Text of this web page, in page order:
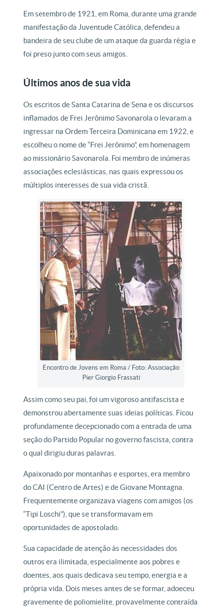
Em setembro de 1921, em Roma, durante uma grande
manifestação da Juventude Católica, defendeu a
bandeira de seu clube de um ataque da guarda régia e
foi preso junto com seus amigos.
Últimos anos de sua vida
Os escritos de Santa Catarina de Sena e os discursos
inflamados de Frei Jerônimo Savonarola o levaram a
ingressar na Ordem Terceira Dominicana em 1922, e
escolheu o nome de “Frei Jerônimo”, em homenagem
ao missionário Savonarola. Foi membro de inúmeras
associações eclesiásticas, nas quais expressou os
múltiplos interesses de sua vida cristã.
Encontro de Jovens em Roma / Foto: Associação
Pier Giorgio Frassati
Assim como seu pai, foi um vigoroso antifascista e
demonstrou abertamente suas ideias políticas. Ficou
profundamente decepcionado com a entrada de uma
seção do Partido Popular no governo fascista, contra
o qual dirigiu duras palavras.
Apaixonado por montanhas e esportes, era membro
do CAI (Centro de Artes) e de Giovane Montagna.
Frequentemente organizava viagens com amigos (os
“Tipi Loschi”), que se transformavam em
oportunidades de apostolado.
Sua capacidade de atenção às necessidades dos
outros era ilimitada, especialmente aos pobres e
doentes, aos quais dedicava seu tempo, energia e a
própria vida. Dois meses antes de se formar, adoeceu
gravemente de poliomielite, provavelmente contraída